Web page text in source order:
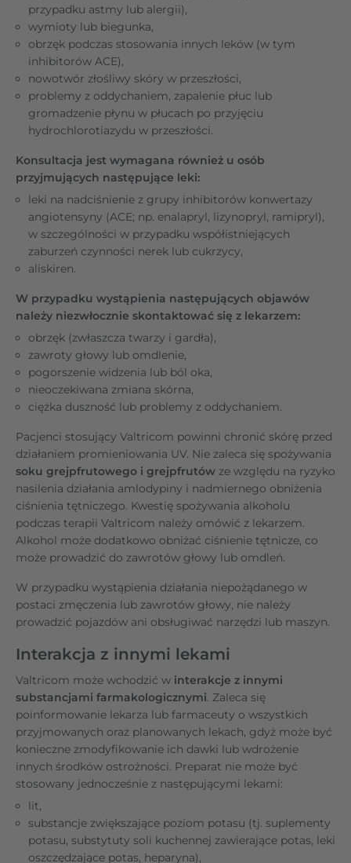
przypadku astmy lub alergii),
wymioty lub biegunka,
obrzęk podczas stosowania innych leków (w tym
inhibitorów ACE),
nowotwór złośliwy skóry w przeszłości,
problemy z oddychaniem, zapalenie płuc lub
gromadzenie płynu w płucach po przyjęciu
hydrochlorotiazydu w przeszłości.
Konsultacja jest wymagana również u osób
przyjmujących następujące leki:
leki na nadciśnienie z grupy inhibitorów konwertazy
angiotensyny (ACE; np. enalapryl, lizynopryl, ramipryl),
w szczególności w przypadku współistniejących
zaburzeń czynności nerek lub cukrzycy,
aliskiren.
W przypadku wystąpienia następujących objawów
należy niezwłocznie skontaktować się z lekarzem:
obrzęk (zwłaszcza twarzy i gardła),
zawroty głowy lub omdlenie,
pogorszenie widzenia lub ból oka,
nieoczekiwana zmiana skórna,
ciężka duszność lub problemy z oddychaniem.
Pacjenci stosujący Valtricom powinni chronić skórę przed
działaniem promieniowania UV. Nie zaleca się spożywania
soku grejpfrutowego i grejpfrutów ze względu na ryzyko
nasilenia działania amlodypiny i nadmiernego obniżenia
ciśnienia tętniczego. Kwestię spożywania alkoholu
podczas terapii Valtricom należy omówić z lekarzem.
Alkohol może dodatkowo obniżać ciśnienie tętnicze, co
może prowadzić do zawrotów głowy lub omdleń.
W przypadku wystąpienia działania niepożądanego w
postaci zmęczenia lub zawrotów głowy, nie należy
prowadzić pojazdów ani obsługiwać narzędzi lub maszyn.
Interakcja z innymi lekami
Valtricom może wchodzić w interakcje z innymi
substancjami farmakologicznymi. Zaleca się
poinformowanie lekarza lub farmaceuty o wszystkich
przyjmowanych oraz planowanych lekach, gdyż może być
konieczne zmodyfikowanie ich dawki lub wdrożenie
innych środków ostrożności. Preparat nie może być
stosowany jednocześnie z następującymi lekami:
lit,
substancje zwiększające poziom potasu (tj. suplementy
potasu, substytuty soli kuchennej zawierające potas, leki
oszczędzające potas, heparyna),